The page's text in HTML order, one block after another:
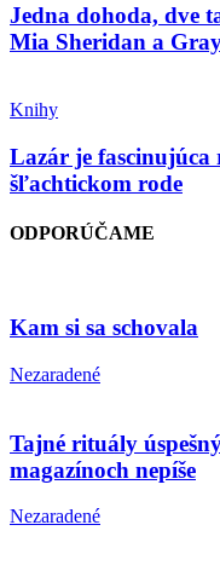
Jedna dohoda, dve
Mia Sheridan a
Knihy
Lazár je fascinujúca
šľachtickom rode
ODPORÚČAME
Kam si sa schovala
Nezaradené
Tajné rituály
magazínoch nepíše
Nezaradené